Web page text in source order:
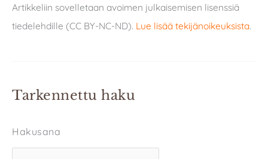
Artikkeliin sovelletaan avoimen julkaisemisen lisenssiä
tiedelehdille (CC BY-NC-ND). Lue lisää tekijänoikeuksista.
Tarkennettu haku
Hakusana